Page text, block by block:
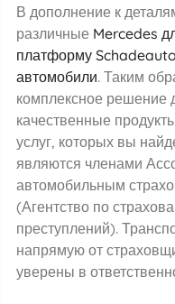
В дополнение к
различные Mercedes
платформу
автомобили. Таким
комплексное решение
качественные
услуг, которых вы
являются членами
автомобильным
(Агентство по
преступлений).
напрямую от
уверены в